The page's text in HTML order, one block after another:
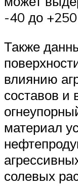
-40 до +250
Также
влиянию
составов и
материал
солевых